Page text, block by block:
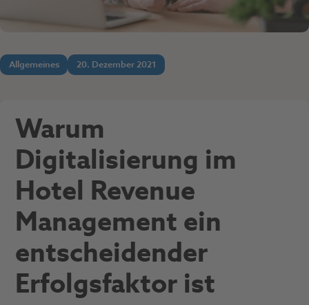
Allgemeines 20. Dezember 2021
Warum
Digitalisierung im
Hotel Revenue
Management ein
entscheidender
Erfolgsfaktor ist